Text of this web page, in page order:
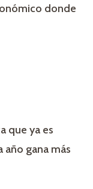
donde
que ya es
gana más